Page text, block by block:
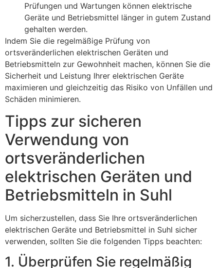
Prüfungen und Wartungen können elektrische
Geräte und Betriebsmittel länger in gutem Zustand
gehalten werden.
Indem Sie die regelmäßige Prüfung von
ortsveränderlichen elektrischen Geräten und
Betriebsmitteln zur Gewohnheit machen, können Sie die
Sicherheit und Leistung Ihrer elektrischen Geräte
maximieren und gleichzeitig das Risiko von Unfällen und
Schäden minimieren.
Tipps zur sicheren
Verwendung von
ortsveränderlichen
elektrischen Geräten und
Betriebsmitteln in Suhl
Um sicherzustellen, dass Sie Ihre ortsveränderlichen
elektrischen Geräte und Betriebsmittel in Suhl sicher
verwenden, sollten Sie die folgenden Tipps beachten:
1. Überprüfen Sie regelmäßig